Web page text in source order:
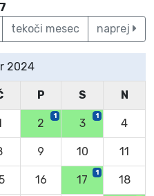
7
tekoči mesec naprej
2024
P S N
2
1
3
1
4
9 10 11
16 17
1
18